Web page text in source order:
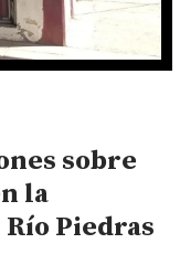
sobre
la
Piedras